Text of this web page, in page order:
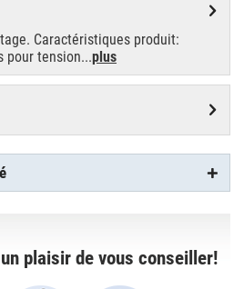
Caractéristiques produit:
pour tension...plus
plaisir de vous conseiller!